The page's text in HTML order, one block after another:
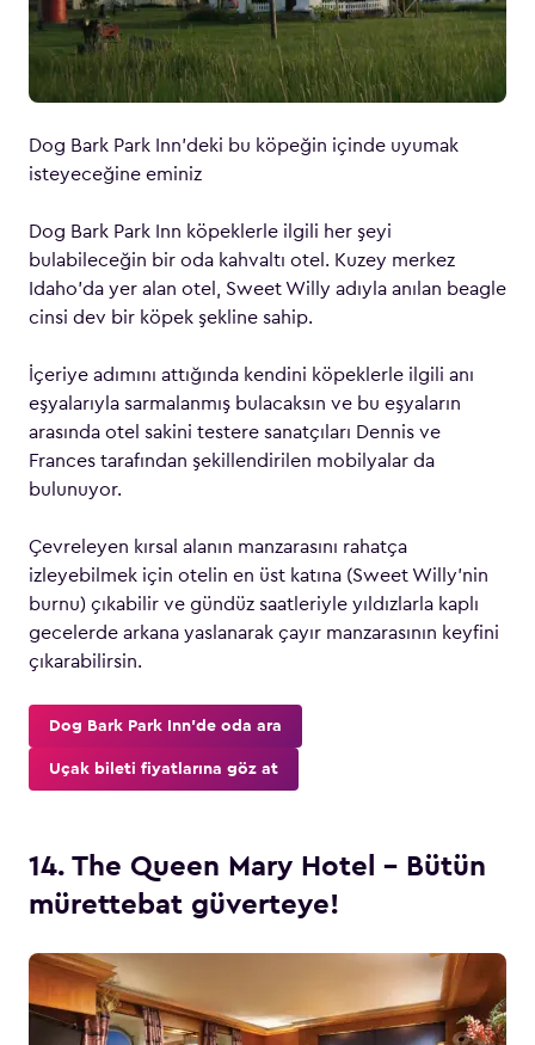
Dog Bark Park Inn’deki bu köpeğin içinde uyumak
isteyeceğine eminiz
Dog Bark Park Inn köpeklerle ilgili her şeyi
bulabileceğin bir oda kahvaltı otel. Kuzey merkez
Idaho’da yer alan otel, Sweet Willy adıyla anılan beagle
cinsi dev bir köpek şekline sahip.
İçeriye adımını attığında kendini köpeklerle ilgili anı
eşyalarıyla sarmalanmış bulacaksın ve bu eşyaların
arasında otel sakini testere sanatçıları Dennis ve
Frances tarafından şekillendirilen mobilyalar da
bulunuyor.
Çevreleyen kırsal alanın manzarasını rahatça
izleyebilmek için otelin en üst katına (Sweet Willy’nin
burnu) çıkabilir ve gündüz saatleriyle yıldızlarla kaplı
gecelerde arkana yaslanarak çayır manzarasının keyfini
çıkarabilirsin.
Dog Bark Park Inn’de oda ara
Uçak bileti fiyatlarına göz at
14. The Queen Mary Hotel – Bütün
mürettebat güverteye!